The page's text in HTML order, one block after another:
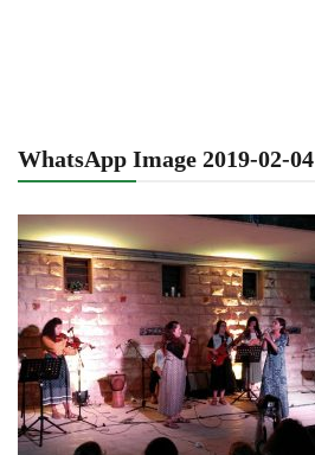
WhatsApp Image 2019-02-